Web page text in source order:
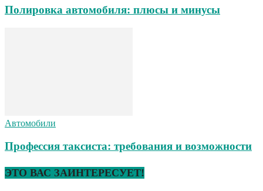
Полировка автомобиля: плюсы и минусы
Автомобили
Профессия таксиста: требования и возможности
ЭТО ВАС ЗАИНТЕРЕСУЕТ!